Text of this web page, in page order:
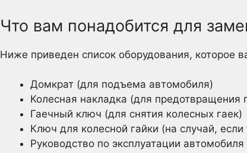
Что вам понадобится для
Ниже приведен список оборудования, которое
Домкрат (для подъема автомобиля)
Колесная накладка (для
Гаечный ключ (для снятия колесных гаек)
Ключ для колесной гайки (на случай,
Руководство по эксплуатации